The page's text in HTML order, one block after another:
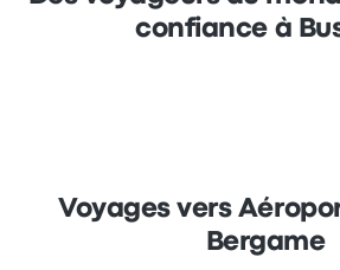
confiance à
Voyages vers
Bergame